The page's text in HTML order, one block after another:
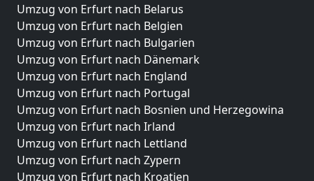
Umzug von Erfurt nach Belarus
Umzug von Erfurt nach Belgien
Umzug von Erfurt nach Bulgarien
Umzug von Erfurt nach Dänemark
Umzug von Erfurt nach England
Umzug von Erfurt nach Portugal
Umzug von Erfurt nach Bosnien und Herzegowina
Umzug von Erfurt nach Irland
Umzug von Erfurt nach Lettland
Umzug von Erfurt nach Zypern
Umzug von Erfurt nach Kroatien